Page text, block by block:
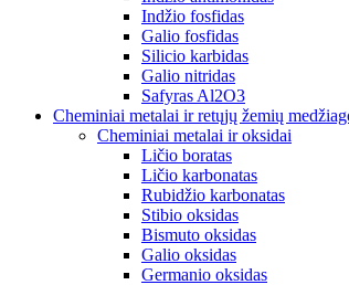
Indžio fosfidas
Galio fosfidas
Silicio karbidas
Galio nitridas
Safyras Al2O3
Cheminiai metalai ir retųjų žemių
Cheminiai metalai ir oksidai
Ličio boratas
Ličio karbonatas
Rubidžio karbonatas
Stibio oksidas
Bismuto oksidas
Galio oksidas
Germanio oksidas